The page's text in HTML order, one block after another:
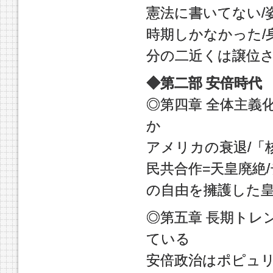
憲法に書いてない/
時期しかなかった/
分の二近くは譲位
◆第二部 安倍時代
◎第四章 全体主義
か
アメリカの衰退/「
民共合作=天皇廃
の自由を擁護した
◎第五章 長期トレ
ている
安倍政治はポピュ